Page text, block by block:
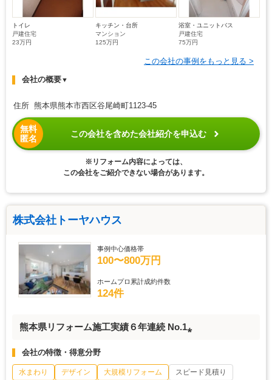
トイレ
戸建住宅
23万円
キッチン・台所
マンション
125万円
浴室・ユニットバス
戸建住宅
75万円
この会社の事例をもっと見る >
会社の概要▼
住所 熊本県熊本市西区谷尾崎町1123-45
無料
匿名
この会社を含めた会社紹介を申込む
※リフォーム内容によっては、
この会社をご紹介できない場合があります。
株式会社トーヤハウス
事例中心価格帯
100〜800万円
ホームプロ累計成約件数
124件
熊本県リフォーム施工実績６年連続 No.1⁎
会社の特徴・得意分野
水まわり デザイン 大規模リフォーム
スピード見積り